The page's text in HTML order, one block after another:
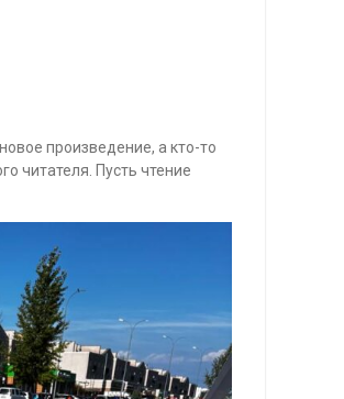
произведение, а кто-то
читателя. Пусть чтение